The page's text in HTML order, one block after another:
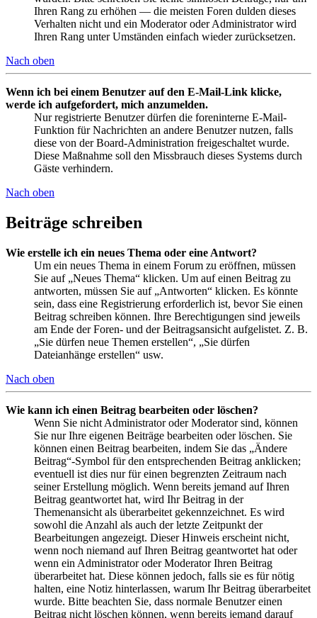
Ihren Rang zu erhöhen — die meisten Foren dulden dieses
Verhalten nicht und ein Moderator oder Administrator wird
Ihren Rang unter Umständen einfach wieder zurücksetzen.
Nach oben
Wenn ich bei einem Benutzer auf den E-Mail-Link klicke,
werde ich aufgefordert, mich anzumelden.
Nur registrierte Benutzer dürfen die foreninterne E-Mail-
Funktion für Nachrichten an andere Benutzer nutzen, falls
diese von der Board-Administration freigeschaltet wurde.
Diese Maßnahme soll den Missbrauch dieses Systems durch
Gäste verhindern.
Nach oben
Beiträge schreiben
Wie erstelle ich ein neues Thema oder eine Antwort?
Um ein neues Thema in einem Forum zu eröffnen, müssen
Sie auf „Neues Thema“ klicken. Um auf einen Beitrag zu
antworten, müssen Sie auf „Antworten“ klicken. Es könnte
sein, dass eine Registrierung erforderlich ist, bevor Sie einen
Beitrag schreiben können. Ihre Berechtigungen sind jeweils
am Ende der Foren- und der Beitragsansicht aufgelistet. Z. B.
„Sie dürfen neue Themen erstellen“, „Sie dürfen
Dateianhänge erstellen“ usw.
Nach oben
Wie kann ich einen Beitrag bearbeiten oder löschen?
Wenn Sie nicht Administrator oder Moderator sind, können
Sie nur Ihre eigenen Beiträge bearbeiten oder löschen. Sie
können einen Beitrag bearbeiten, indem Sie das „Ändere
Beitrag“-Symbol für den entsprechenden Beitrag anklicken;
eventuell ist dies nur für einen begrenzten Zeitraum nach
seiner Erstellung möglich. Wenn bereits jemand auf Ihren
Beitrag geantwortet hat, wird Ihr Beitrag in der
Themenansicht als überarbeitet gekennzeichnet. Es wird
sowohl die Anzahl als auch der letzte Zeitpunkt der
Bearbeitungen angezeigt. Dieser Hinweis erscheint nicht,
wenn noch niemand auf Ihren Beitrag geantwortet hat oder
wenn ein Administrator oder Moderator Ihren Beitrag
überarbeitet hat. Diese können jedoch, falls sie es für nötig
halten, eine Notiz hinterlassen, warum Ihr Beitrag überarbeitet
wurde. Bitte beachten Sie, dass normale Benutzer einen
Beitrag nicht löschen können, wenn bereits jemand darauf